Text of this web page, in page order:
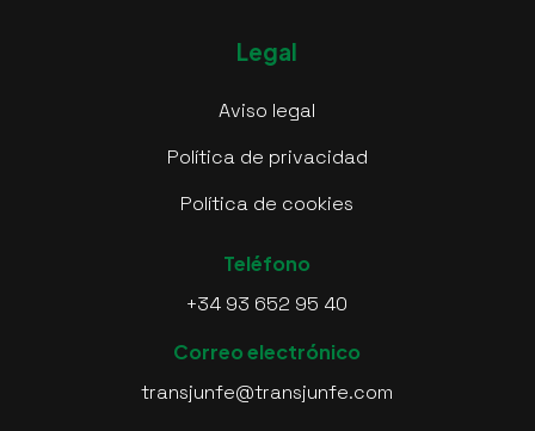
Legal
Aviso legal
Política de privacidad
Política de cookies
Teléfono
+34 93 652 95 40
Correo electrónico
transjunfe@transjunfe.com